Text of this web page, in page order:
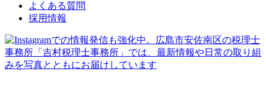
よくある質問
採用情報